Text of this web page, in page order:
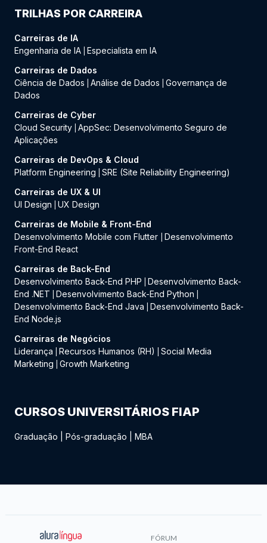
TRILHAS POR CARREIRA
Carreiras de IA
Engenharia de IA Especialista em IA
Carreiras de Dados
Ciência de Dados
Análise de Dados
Governança de
Dados
Carreiras de Cyber
Cloud Security AppSec: Desenvolvimento Seguro de
Aplicações
Carreiras de DevOps & Cloud
Platform Engineering
SRE (Site Reliability Engineering)
Carreiras de UX & UI
UI Design
UX Design
Carreiras de Mobile & Front-End
Desenvolvimento Mobile com Flutter
Desenvolvimento
Front-End React
Carreiras de Back-End
Desenvolvimento Back-End PHP
Desenvolvimento Back-
End .NET
Desenvolvimento Back-End Python
Desenvolvimento Back-End Java
Desenvolvimento Back-
End Node.js
Carreiras de Negócios
Liderança
Recursos Humanos (RH)
Social Media
Marketing
Growth Marketing
CURSOS UNIVERSITÁRIOS FIAP
Graduação Pós-graduação MBA
FÓRUM